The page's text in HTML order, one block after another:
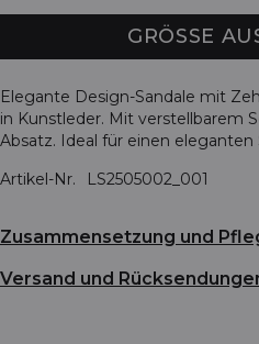
GRÖSSE
Elegante Design-Sandale mit
in Kunstleder. Mit verstellbarem
Absatz. Ideal für einen eleganten
Artikel-Nr.
LS2505002_001
Zusammensetzung und
Versand und